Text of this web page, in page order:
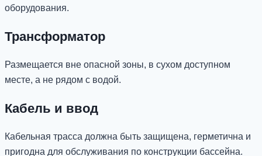
оборудования.
Трансформатор
Размещается вне опасной зоны, в сухом доступном
месте, а не рядом с водой.
Кабель и ввод
Кабельная трасса должна быть защищена, герметична и
пригодна для обслуживания по конструкции бассейна.